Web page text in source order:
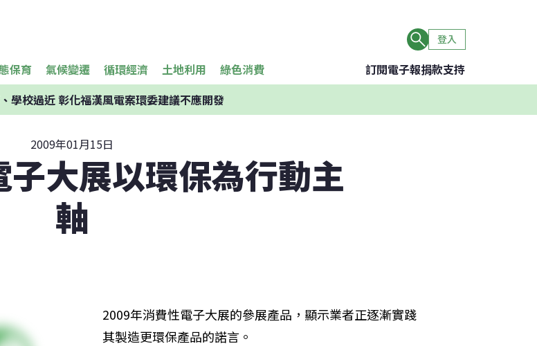
登入
保育 氣候變遷 循環經濟 土地利用 綠色消費 訂閱電子報捐款支持
學校過近 彰化福漢風電案環委建議不應開發
2009年01月15日
大展以環保為行動主
軸
2009年消費性電子大展的參展產品，顯示業者正逐漸實踐
其製造更環保產品的諾言。